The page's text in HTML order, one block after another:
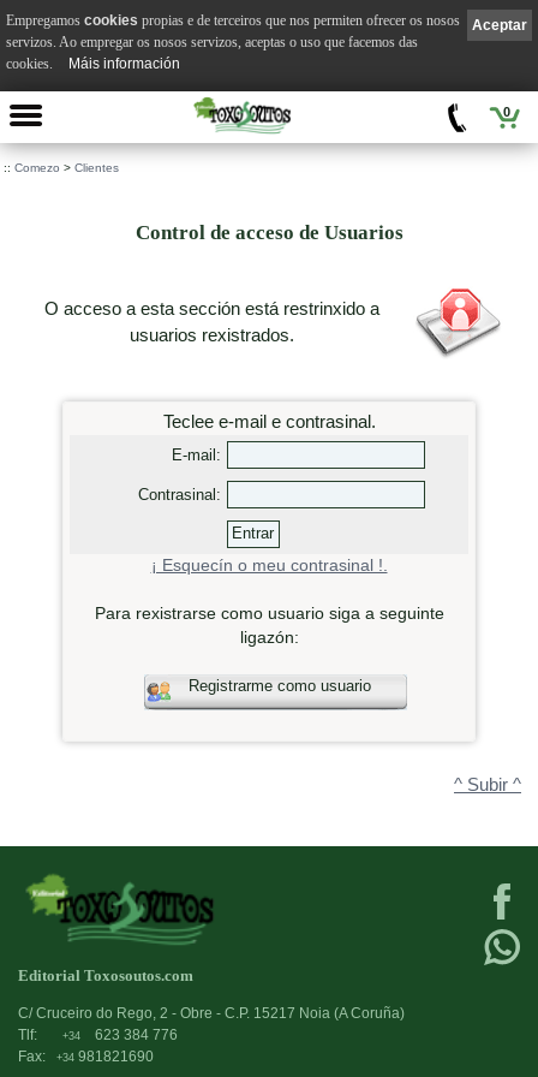
0
:: Comezo > Clientes
Control de acceso de Usuarios
O acceso a esta sección está restrinxido a
usuarios rexistrados.
Teclee e-mail e contrasinal.
E-mail:
Contrasinal:
¡ Esquecín o meu contrasinal !.
Para rexistrarse como usuario siga a seguinte
ligazón:
Registrarme como usuario
^ Subir ^
Editorial Toxosoutos.com
C/ Cruceiro do Rego, 2 - Obre - C.P. 15217 Noia (A Coruña)
Tlf:
+34
623 384 776
Fax:
+34 981821690
Aceptar
Empregamos cookies propias e de terceiros que nos permiten ofrecer os nosos
servizos. Ao empregar os nosos servizos, aceptas o uso que facemos das
cookies.
Máis información